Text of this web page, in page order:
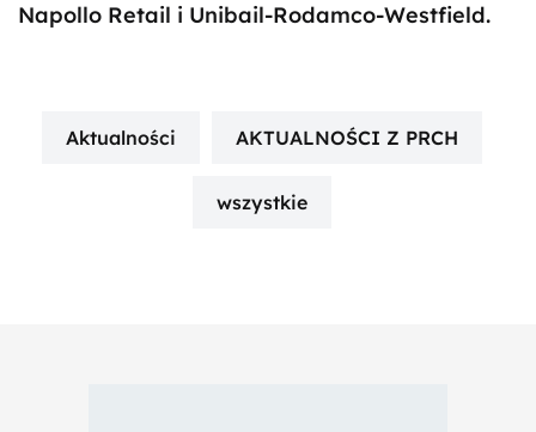
Napollo Retail i Unibail-Rodamco-Westfield.
Aktualności AKTUALNOŚCI Z PRCH
wszystkie